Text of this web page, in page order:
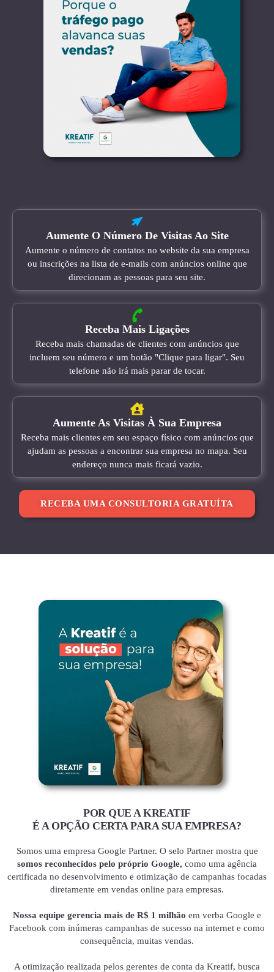
Aumente O Número De Visitas Ao Site
Aumente o número de contatos no website da sua empresa
ou inscrições na lista de e-mails com anúncios online que
direcionam as pessoas para seu site.
Receba Mais Ligações
Receba mais chamadas de clientes com anúncios que
incluem seu número e um botão "Clique para ligar". Seu
telefone não irá mais parar de tocar.
Aumente As Visitas À Sua Empresa
Receba mais clientes em seu espaço físico com anúncios que
ajudam as pessoas a encontrar sua empresa no mapa. Seu
endereço nunca mais ficará vazio.
RECEBA UMA CONSULTORIA GRATUÍTA
POR QUE A KREATIF
É A OPÇÃO CERTA PARA SUA EMPRESA?
Somos uma empresa Google Partner. O selo Partner mostra que
somos reconhecidos pelo próprio Google, como uma agência
certificada no desenvolvimento e otimização de campanhas focadas
diretamente em vendas online para empresas.
Nossa equipe gerencia mais de R$ 1 milhão em verba Google e
Facebook com inúmeras campanhas de sucesso na internet e como
consequência, muitas vendas.
A otimização realizada pelos gerentes de conta da Kreatif, busca